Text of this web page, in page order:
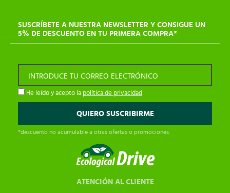
SUSCRÍBETE A NUESTRA NEWSLETTER Y CONSIGUE UN
5% DE DESCUENTO EN TU PRIMERA COMPRA*
INTRODUCE TU CORREO ELECTRÓNICO
He leído y acepto la política de privacidad
*descuento no acumulable a otras ofertas o promociones.
ATENCIÓN AL CLIENTE